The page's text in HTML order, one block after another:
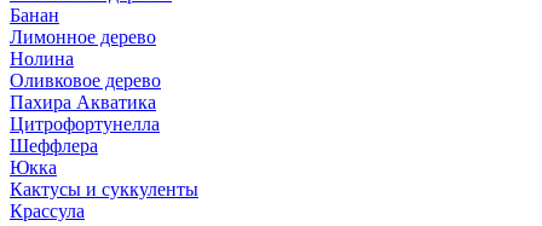
Банан
Лимонное дерево
Нолина
Оливковое дерево
Пахира Акватика
Цитрофортунелла
Шеффлера
Юкка
Кактусы и суккуленты
Крассула